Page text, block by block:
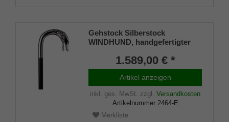
Gehstock Silberstock
WINDHUND, handgefertigter
925/1000 Sterling Silber mit
einem aufwendig
herausgearbeitetem
Windhundkopf, aufgesetzt auf
einen Stock aus edlem
Makassar Ebenholz, inklusiv
Schlankpuffer.
1.589,00 € *
Artikel anzeigen
inkl. ges. MwSt. zzgl. Versandkosten
Artikelnummer 2464-E
Merkliste